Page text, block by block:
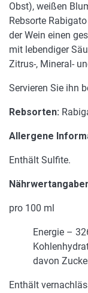
Obst), weißen
Rebsorte
der Wein einen
mit lebendiger
Zitrus-, Mineral-
Servieren Sie ihn
Rebsorten:
Allergene
Enthält Sulfite.
pro 100 ml
Energie –
davon
Enthält